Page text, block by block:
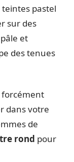
pastel
sur des
et
des tenues
forcément
dans votre
de
rond pour